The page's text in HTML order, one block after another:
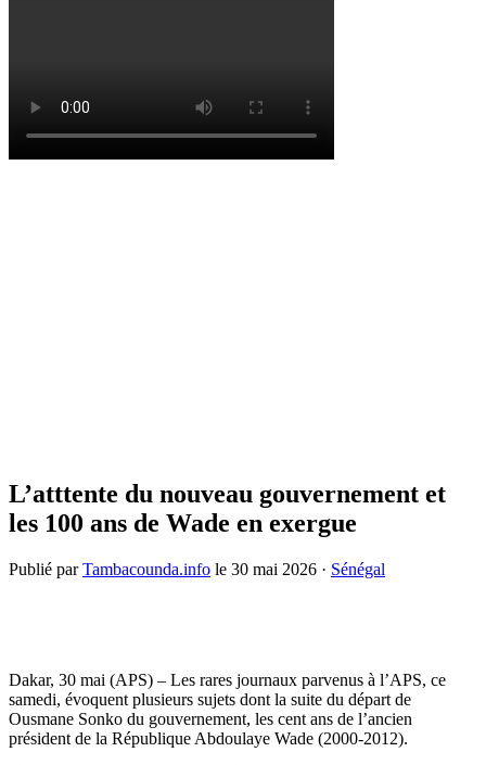
L’atttente du nouveau gouvernement et
les 100 ans de Wade en exergue
Publié parTambacounda.info le 30 mai 2026 · Sénégal
Dakar, 30 mai (APS) – Les rares journaux parvenus à l’APS, ce
samedi, évoquent plusieurs sujets dont la suite du départ de
Ousmane Sonko du gouvernement, les cent ans de l’ancien
président de la République Abdoulaye Wade (2000-2012).